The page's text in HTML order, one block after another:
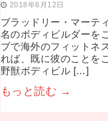
2018年6月12日
ブラッドリー・マーテ
名のボディビルダーを
ブで海外のフィットネ
れば、既に彼のことを
野獣ボディビル […]
もっと読む →